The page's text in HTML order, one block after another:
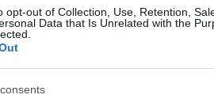
opt-out of Collection, Use, Retention,
Data that Is Unrelated with the
diventa il Numero Uno nel
cuore, nella sua città. Una
sentimentalista avrebbe